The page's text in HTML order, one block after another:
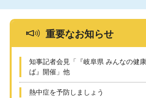
重要なお知らせ
知事記者会見「『岐阜県 みんなの健
ば』開催」他
熱中症を予防しましょう